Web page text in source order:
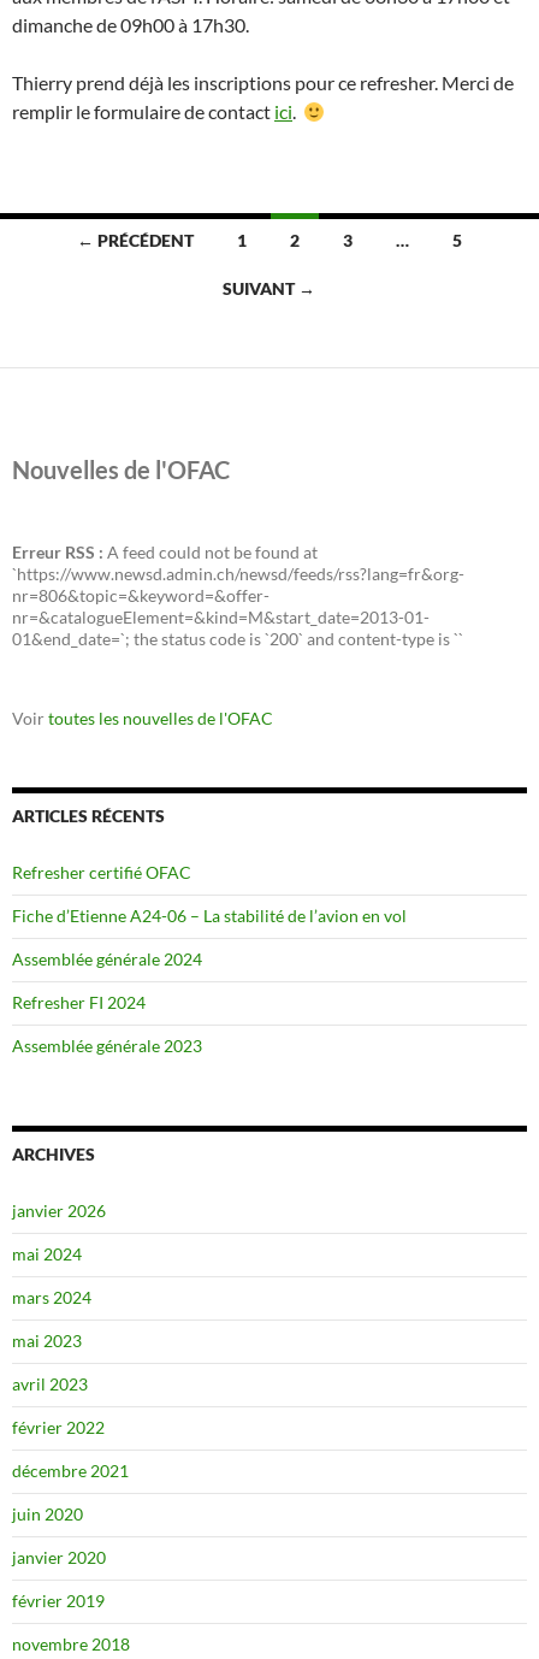
dimanche de 09h00 à 17h30.
Thierry prend déjà les inscriptions pour ce refresher. Merci de
remplir le formulaire de contact ici.
Navigation
← PRÉCÉDENT 1 2 3 … 5
SUIVANT →
Nouvelles de l'OFAC
Erreur RSS : A feed could not be found at
`https://www.newsd.admin.ch/newsd/feeds/rss?lang=fr&org-
nr=806&topic=&keyword=&offer-
nr=&catalogueElement=&kind=M&start_date=2013-01-
01&end_date=`; the status code is `200` and content-type is ``
Voirtoutes les nouvelles de l'OFAC
ARTICLES RÉCENTS
Refresher certifié OFAC
Fiche d’Etienne A24-06 – La stabilité de l’avion en vol
Assemblée générale 2024
Refresher FI 2024
Assemblée générale 2023
ARCHIVES
janvier 2026
mai 2024
mars 2024
mai 2023
avril 2023
février 2022
décembre 2021
juin 2020
janvier 2020
février 2019
novembre 2018